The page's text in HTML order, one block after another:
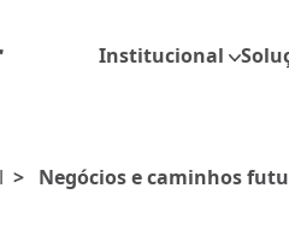
Institucional
> Negócios e caminhos